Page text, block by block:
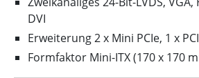
DVI
Erweiterung 2 x Mini PCIe, 1 x
Formfaktor Mini-ITX (170 x 170